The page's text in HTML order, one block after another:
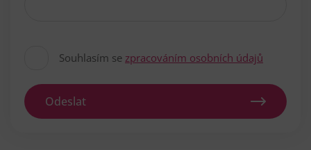
Souhlasím se zpracováním osobních údajů
Odeslat